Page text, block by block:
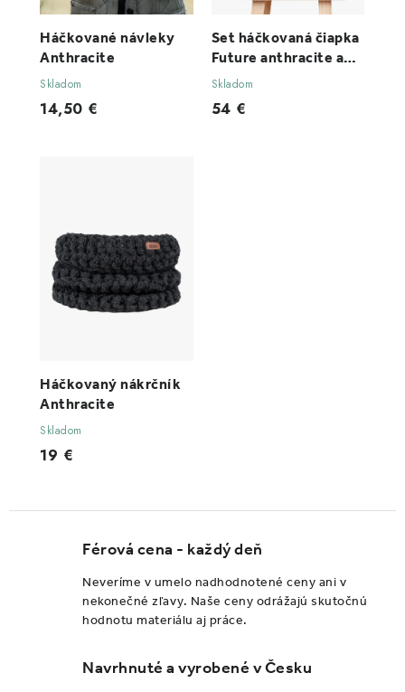
Férová cena - každý deň
Neveríme v umelo nadhodnotené ceny ani v
nekonečné zľavy. Naše ceny odrážajú skutočnú
hodnotu materiálu aj práce.
Navrhnuté a vyrobené v Česku
Háčkované návleky
Anthracite
Skladom
14,50 €
Set háčkovaná čiapka
Future anthracite a
šál dark
Skladom
54 €
Háčkovaný nákrčník
Anthracite
Skladom
19 €